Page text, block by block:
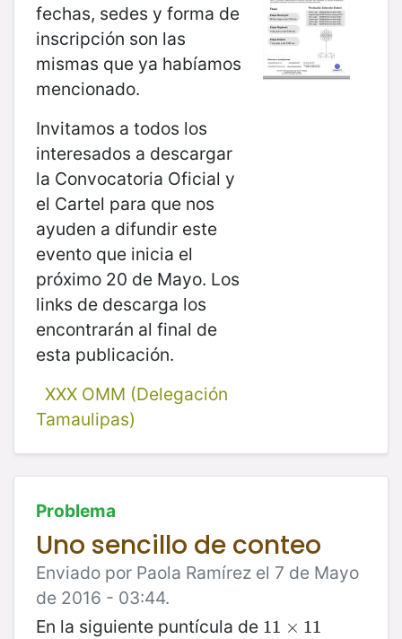
fechas, sedes y forma de
inscripción son las
mismas que ya habíamos
mencionado.
Invitamos a todos los
interesados a descargar
la Convocatoria Oficial y
el Cartel para que nos
ayuden a difundir este
evento que inicia el
próximo 20 de Mayo. Los
links de descarga los
encontrarán al final de
esta publicación.
XXX OMM (Delegación
Tamaulipas)
Problema
Uno sencillo de conteo
Enviado por Paola Ramírez el 7 de Mayo
de 2016 - 03:44.
En la siguiente puntícula de 11 × 11
11×11